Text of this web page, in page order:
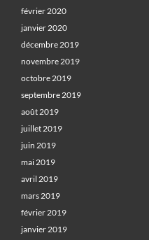
février 2020
janvier 2020
décembre 2019
novembre 2019
octobre 2019
septembre 2019
août 2019
juillet 2019
juin 2019
mai 2019
avril 2019
mars 2019
février 2019
janvier 2019